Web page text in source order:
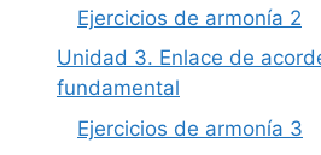
Ejercicios de armonía 2
Unidad 3. Enlace de
fundamental
Ejercicios de armonía 3